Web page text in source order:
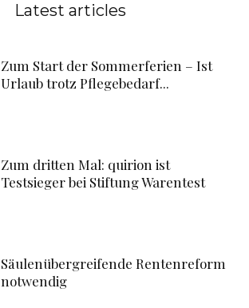
Latest articles
Zum Start der Sommerferien – Ist
Urlaub trotz Pflegebedarf...
Zum dritten Mal: quirion ist
Testsieger bei Stiftung Warentest
Säulenübergreifende Rentenreform
notwendig